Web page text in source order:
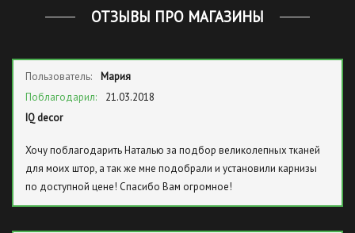
ОТЗЫВЫ ПРО МАГАЗИНЫ
Пользователь:
Мария
Поблагодарил:
21.03.2018
IQ decor
Хочу поблагодарить Наталью за подбор великолепных тканей
для моих штор, а так же мне подобрали и установили карнизы
по доступной цене! Спасибо Вам огромное!